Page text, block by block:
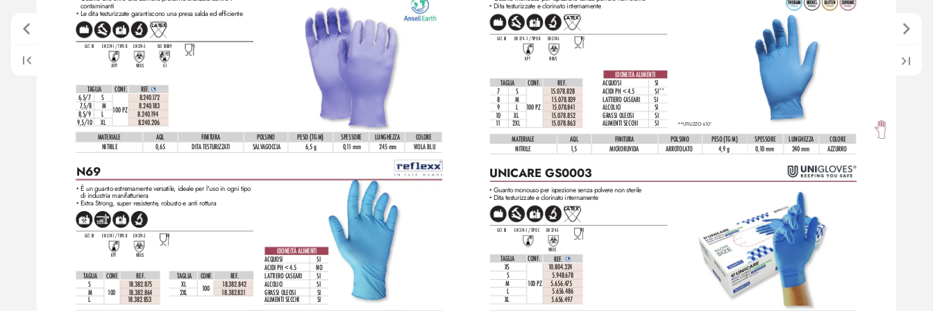
• È un guanto estremamente versatile, ideale per l'uso in ogni tipo
di industria manifatturiera
• Extra Strong, super resistente, robusto e anti rottura
CAT. III EN 374-1 / TIPO B
KPT
EN 374-5
VIRUS
contaminanti
• Le dita testurizzate garantiscono una presa salda ed efficiente
LA TEX
CAT. III EN 374-1 / TIPO B
JKPT
EN 374-5
VIRUS
ISO 18889
G1
N69
TAGLIA CONF. REF.
6,5/7
S
100 PZ
8.240.172
7,5/8 M 8.240.183
8,5/9 L 8.240.194
9,5/10 XL 8.240.206
MATERIALE AQL FINITURA POLSINO PESO (TG M) SPESSORE LUNGHEZZA COLORE
NITRILE 0,65 DITA TESTURIZZATI SALVAGOCCIA 6,5 g 0,11 mm 245 mm VIOLA BLU
TAGLIA CONF. REF.
S
100
18.382.875
M 18.382.864
L 18.382.853
TAGLIA CONF. REF.
XL
100
18.382.842
2XL 18.382.831
IDONEITÀ ALIMENTI
ACQUOSI SI
ACIDI PH < 4.5
NO
LATTIERO CASEARI
SI
ALCOLICI
SI
GRASSI OLEOSI SI
ALIMENTI SECCHI SI
**UTILIZZO ≤10'
• Guanto monouso per ispezione senza polvere non sterile
• Dita testurizzate e clorinato internamente
LATEX
CAT. III EN 374-1 / TIPO C EN 374-5
VIRUS
UNICARE GS0003
• Dita testurizzate e clorinato internamente
LA TEX
CAT. III EN 374 -1 / TIPO B
KPT
EN 374-5
VIRUS
TAGLIA CONF. REF.
7 S
100 PZ
15.078.828
8 M 15.078.839
9
L 15.078.841
10
XL 15.078.852
11
2XL 15.078.863
IDONEITÀ ALIMENTI
ACQUOSI
SI
ACIDI PH < 4.5 SI**
LATTIERO CASEARI
SI
ALCOLICI
SI
GRASSI OLEOSI
SI
ALIMENTI SECCHI
SI
MATERIALE AQL FINITURA POLSINO PESO (TG M) SPESSORE LUNGHEZZA COLORE
NITRILE 1,5 MICRORUVIDA ARROTOLATO 4,9 g 0, 10 mm 240 mm AZZURRO
TAGLIA CONF. REF.
XS
100 PZ
10.804.324
S
5.948.678
M
5.656.475
L
5.656.486
XL
5.656.497